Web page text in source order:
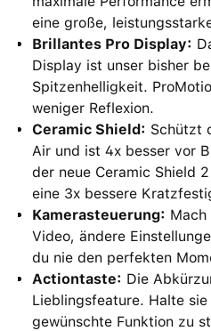
eine große,
Brillantes Pro Display:
Display ist unser bisher
Spitzenhelligkeit.
weniger Reflexion.
Ceramic Shield: Schützt
Air und ist 4x besser vor
der neue Ceramic Shield
eine 3x bessere
Kamerasteuerung: Mach
Video, ändere
du nie den perfekten
Actiontaste: Die
Lieblingsfeature. Halte
gewünschte Funktion zu